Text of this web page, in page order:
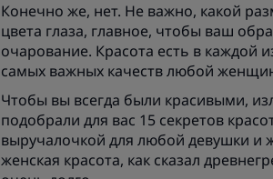
Конечно же, нет. Не важно, какой
цвета глаза, главное, чтобы ваш
очарование. Красота есть в каждой
самых важных качеств любой
Чтобы вы всегда были красивыми,
подобрали для вас 15 секретов
выручалочкой для любой девушки и
женская красота, как сказал